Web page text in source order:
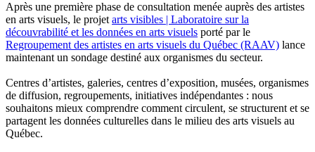
Après une première phase de consultation menée auprès des artistes
en arts visuels, le projet arts visibles | Laboratoire sur la
découvrabilité et les données en arts visuels porté par le
Regroupement des artistes en arts visuels du Québec (RAAV) lance
maintenant un sondage destiné aux organismes du secteur.
Centres d’artistes, galeries, centres d’exposition, musées, organismes
de diffusion, regroupements, initiatives indépendantes : nous
souhaitons mieux comprendre comment circulent, se structurent et se
partagent les données culturelles dans le milieu des arts visuels au
Québec.